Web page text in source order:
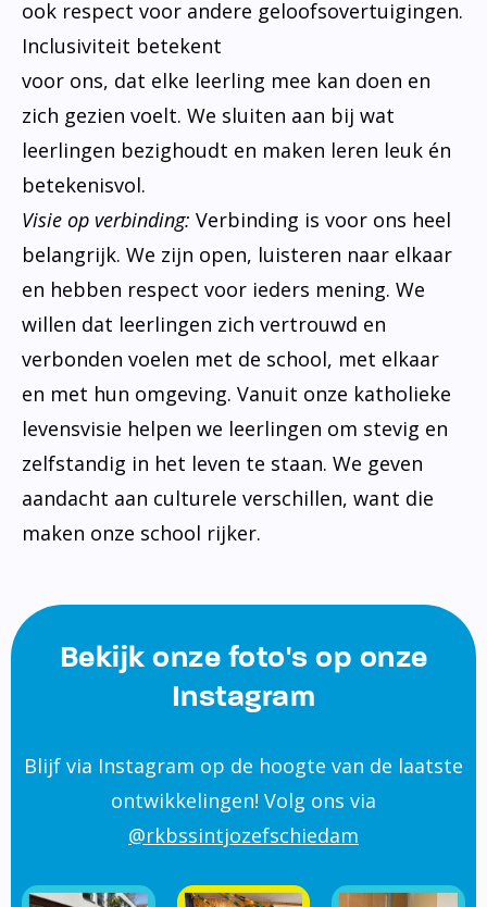
ook respect voor andere geloofsovertuigingen.
Inclusiviteit betekent
voor ons, dat elke leerling mee kan doen en
zich gezien voelt. We sluiten aan bij wat
leerlingen bezighoudt en maken leren leuk én
betekenisvol.
Visie op verbinding: Verbinding is voor ons heel
belangrijk. We zijn open, luisteren naar elkaar
en hebben respect voor ieders mening. We
willen dat leerlingen zich vertrouwd en
verbonden voelen met de school, met elkaar
en met hun omgeving. Vanuit onze katholieke
levensvisie helpen we leerlingen om stevig en
zelfstandig in het leven te staan. We geven
aandacht aan culturele verschillen, want die
maken onze school rijker.
Bekijk onze foto's op onze
Instagram
Blijf via Instagram op de hoogte van de laatste
ontwikkelingen! Volg ons via
@rkbssintjozefschiedam